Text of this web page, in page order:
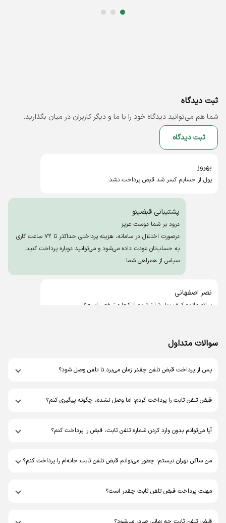
اسلاید شماره 0
اسلاید شماره 1
اسلاید شماره 2
ثبت دیدگاه
شما هم می‌توانید دیدگاه خود را با ما و دیگر کاربران در میان بگذارید.
ثبت دیدگاه
بهروز
پول از حسابم کسر شد قبض پرداخت نشد
پشتیبانی قبضینو
درود بر شما دوست عزیز
درصورت اختلال در سامانه، هزینه پرداختی حداکثر تا ۷۲ ساعت کاری
به حساب‌تان عودت داده می‌شود و می‌توانید دوباره پرداخت کنید.
سپاس از همراهی شما
نصر اصفهانی
سلام مانده کیف پول شارژ شده از کجا مشخص است؟
پشتیبانی قبضینو
درود بر شما دوست عزیز
سمت چپ قرار دارد، سپس گزینه کیف پول را انتخاب کنید تا
سپاس از همراهی شما
فاتحی
قبلا پرداخت شده ؟؟و چجوری این پول اضافه عودت داده میشه؟؟؟
سوالات متداول
پس از پرداخت قبض تلفن چقدر زمان می‌برد تا تلفن وصل شود؟
قبض تلفن ثابت را پرداخت کردم؛ اما وصل نشده، چگونه پیگیری کنم؟
آیا می‌توانم بدون وارد کردن شماره تلفن ثابت، قبض را پرداخت کنم؟
من ساکن تهران نیستم؛ چطور می‌توانم قبض تلفن ثابت خانه‌ام را پرداخت کنم؟
مهلت پرداخت قبض تلفن ثابت چقدر است؟